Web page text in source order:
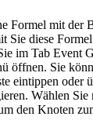
Formel mit der
Sie diese
im Tab Event
öffnen. Sie
eintippen oder
Wählen Sie
den Knoten